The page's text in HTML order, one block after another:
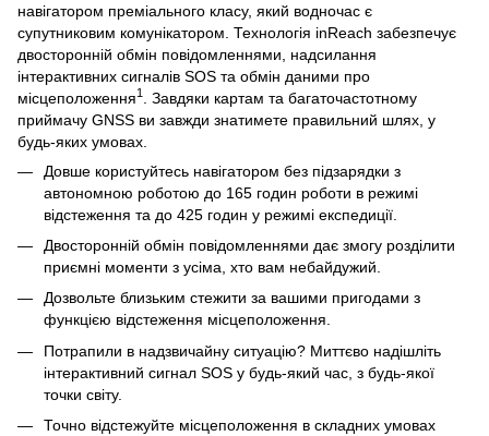
навігатором преміального класу, який водночас є
супутниковим комунікатором. Технологія inReach забезпечує
двосторонній обмін повідомленнями, надсилання
інтерактивних сигналів SOS та обмін даними про
місцеположення1
. Завдяки картам та багаточастотному
приймачу GNSS ви завжди знатимете правильний шлях, у
будь-яких умовах.
Довше користуйтесь навігатором без підзарядки з
автономною роботою до 165 годин роботи в режимі
відстеження та до 425 годин у режимі експедиції.
Двосторонній обмін повідомленнями дає змогу розділити
приємні моменти з усіма, хто вам небайдужий.
Дозвольте близьким стежити за вашими пригодами з
функцією відстеження місцеположення.
Потрапили в надзвичайну ситуацію? Миттєво надішліть
інтерактивний сигнал SOS у будь-який час, з будь-якої
точки світу.
Точно відстежуйте місцеположення в складних умовах